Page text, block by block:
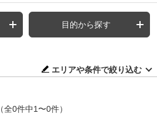
目的から探す
エリアや条件で絞り込む
（全0件中1〜0件）